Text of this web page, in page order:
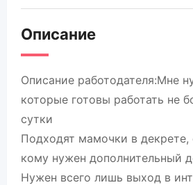
Описание
Описание работодателя:Мне
которые готовы работать не
сутки
Подходят мамочки в декрете,
кому нужен дополнительный
Нужен всего лишь выход в